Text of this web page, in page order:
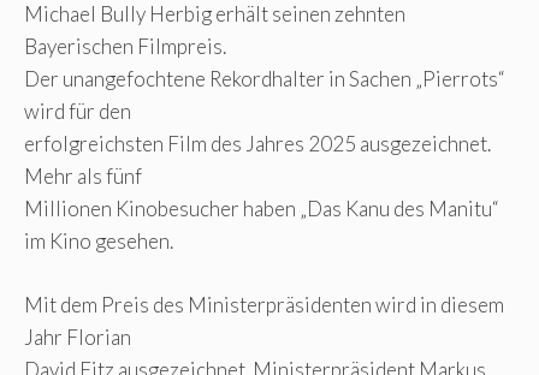
Michael Bully Herbig erhält seinen zehnten
Bayerischen Filmpreis.
Der unangefochtene Rekordhalter in Sachen „Pierrots“
wird für den
erfolgreichsten Film des Jahres 2025 ausgezeichnet.
Mehr als fünf
Millionen Kinobesucher haben „Das Kanu des Manitu“
im Kino gesehen.
Mit dem Preis des Ministerpräsidenten wird in diesem
Jahr Florian
David Fitz ausgezeichnet. Ministerpräsident Markus